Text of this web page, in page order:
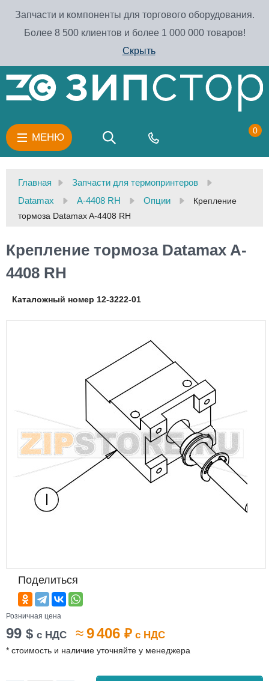
Запчасти и компоненты для торгового оборудования.
Более 8 500 клиентов и более 1 000 000 товаров!
Скрыть
МЕНЮ
0
Главная
Запчасти для термопринтеров
Datamax
A-4408 RH Опции
Крепление
тормоза Datamax A-4408 RH
Крепление тормоза Datamax A-
4408 RH
Каталожный номер 12-3222-01
Поделиться
Розничная цена
99 $ с НДС ≈9 406 ₽ с НДС
* стоимость и наличие уточняйте у менеджера